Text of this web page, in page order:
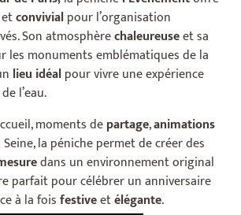
etconvivialpour l’organisation
Son atmosphèrechaleureuseet sa
les monuments emblématiques de la
lieu idéalpour vivre une expérience
l’eau.
moments departage,animations
la péniche permet de créer des
dans un environnement original
parfait pour célébrer un anniversaire
à la foisfestiveetélégante.